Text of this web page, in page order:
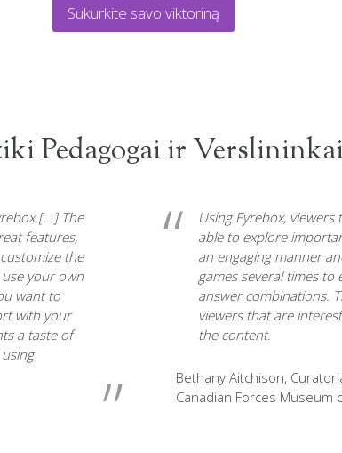
Sukurkite savo viktoriną
Pedagogai ir
[...] The
features,
the
your own
want to
with your
a taste of
Using Fyrebox, viewers
able to explore
an engaging manner
games several times
answer combinations.
viewers that are
the content.
Bethany Aitchison,
Canadian Forces Museum